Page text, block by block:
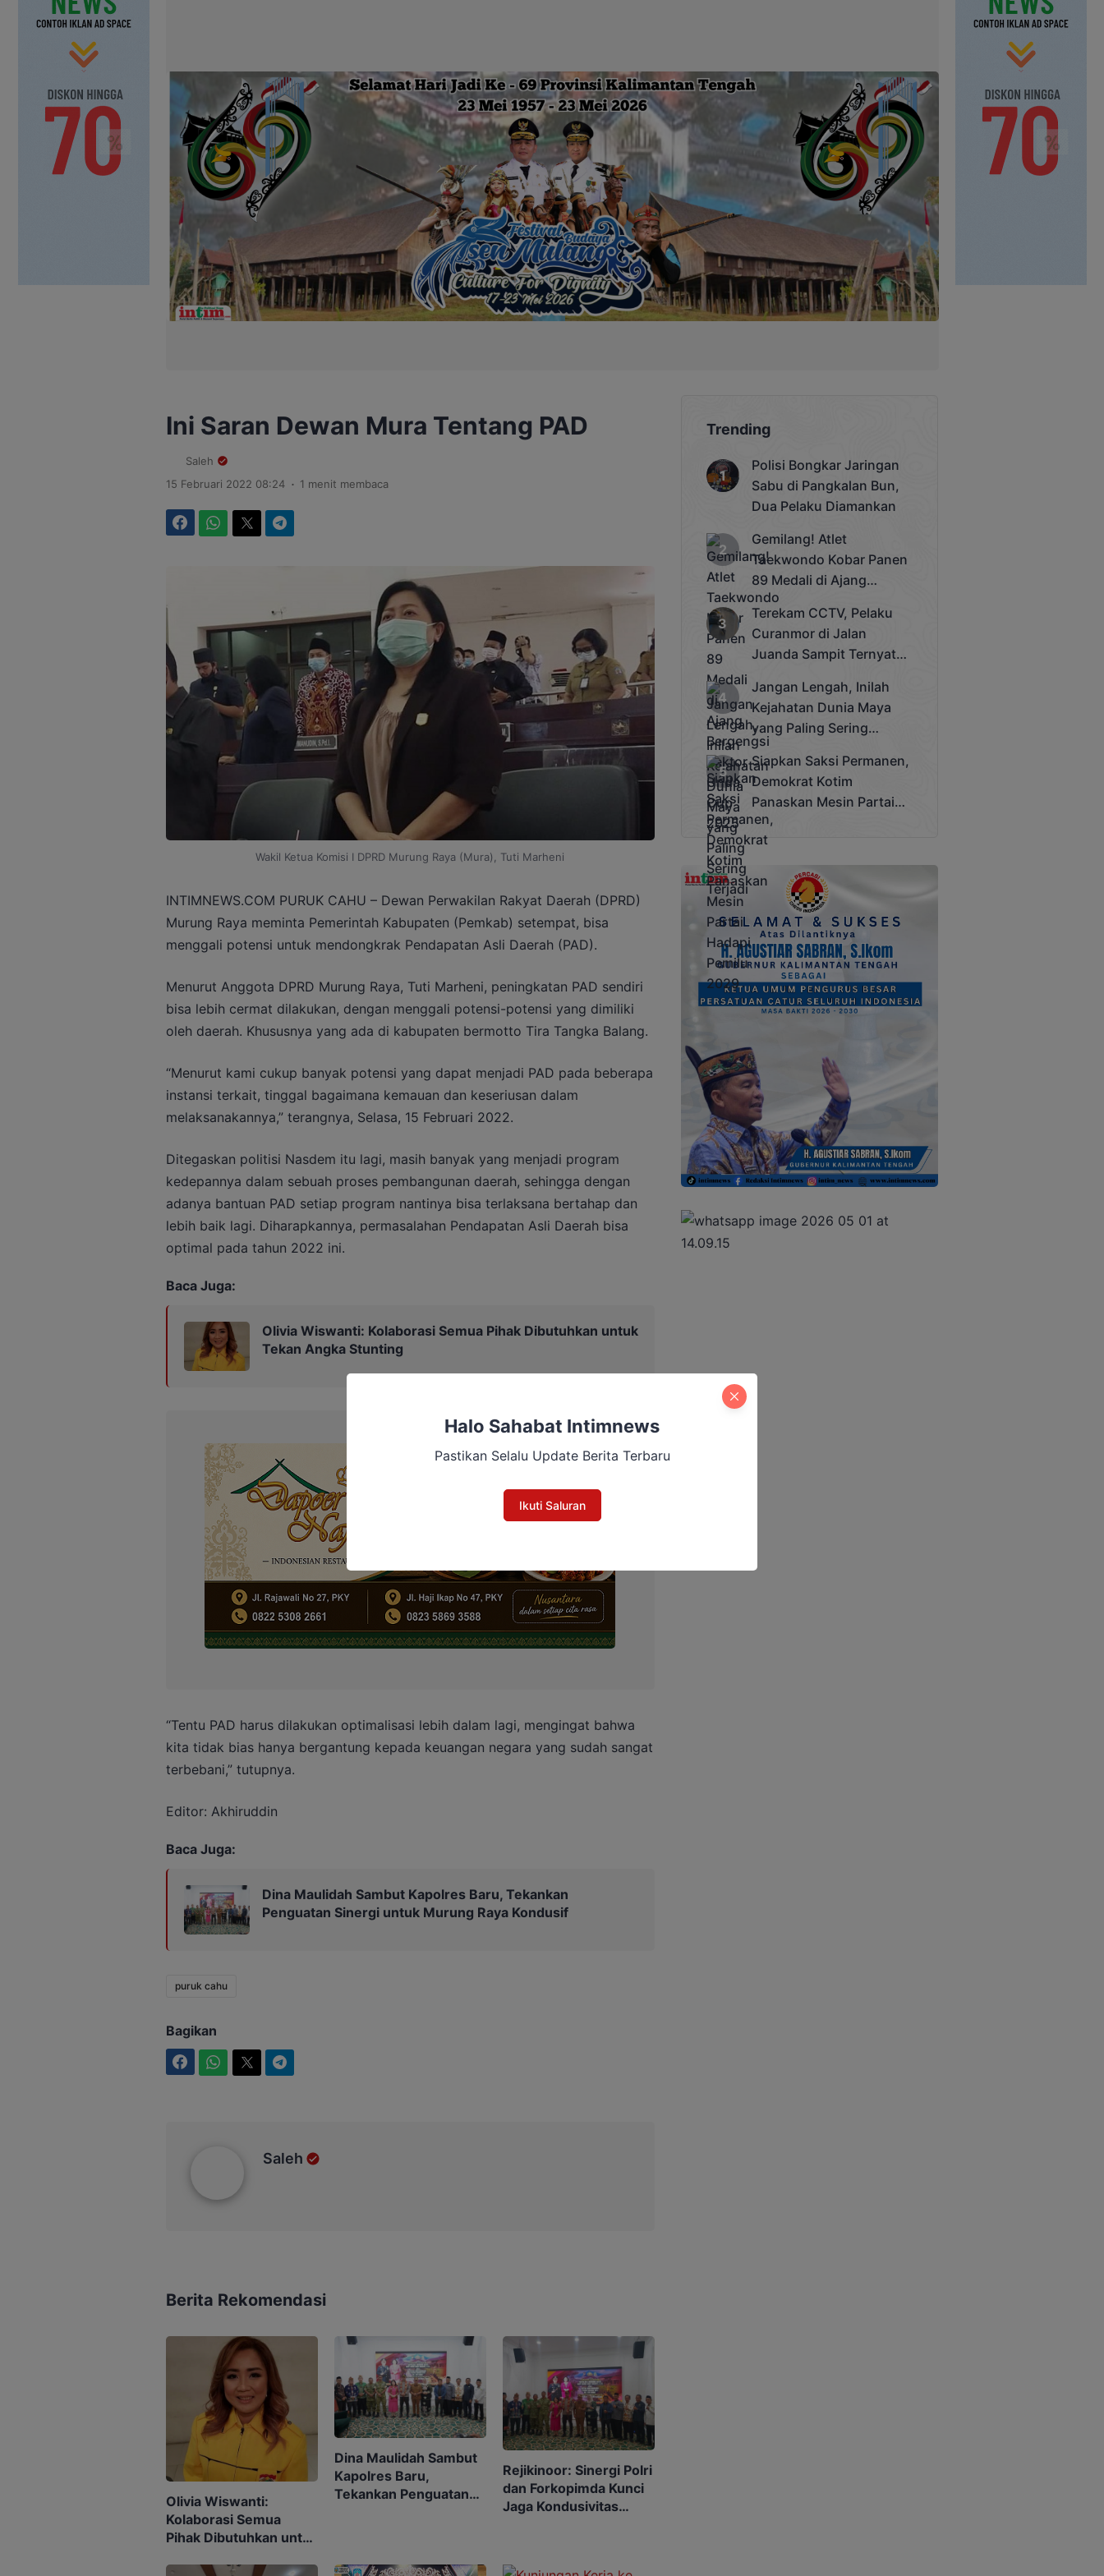
Ini Saran Dewan Mura Tentang PAD
Saleh
15 Februari 2022 08:24 . 1 menit membaca
Wakil Ketua Komisi I DPRD Murung Raya (Mura), Tuti Marheni
INTIMNEWS.COM PURUK CAHU – Dewan Perwakilan Rakyat Daerah (DPRD)
Murung Raya meminta Pemerintah Kabupaten (Pemkab) setempat, bisa
menggali potensi untuk mendongkrak Pendapatan Asli Daerah (PAD).
Menurut Anggota DPRD Murung Raya, Tuti Marheni, peningkatan PAD sendiri
bisa lebih cermat dilakukan, dengan menggali potensi-potensi yang dimiliki
oleh daerah. Khususnya yang ada di kabupaten bermotto Tira Tangka Balang.
“Menurut kami cukup banyak potensi yang dapat menjadi PAD pada beberapa
instansi terkait, tinggal bagaimana kemauan dan keseriusan dalam
melaksanakannya,” terangnya, Selasa, 15 Februari 2022.
Ditegaskan politisi Nasdem itu lagi, masih banyak yang menjadi program
kedepannya dalam sebuah proses pembangunan daerah, sehingga dengan
adanya bantuan PAD setiap program nantinya bisa terlaksana bertahap dan
lebih baik lagi. Diharapkannya, permasalahan Pendapatan Asli Daerah bisa
optimal pada tahun 2022 ini.
Baca Juga:
Olivia Wiswanti: Kolaborasi Semua Pihak Dibutuhkan untuk
Tekan Angka Stunting
“Tentu PAD harus dilakukan optimalisasi lebih dalam lagi, mengingat bahwa
kita tidak bias hanya bergantung kepada keuangan negara yang sudah sangat
terbebani,” tutupnya.
Editor: Akhiruddin
Baca Juga:
Dina Maulidah Sambut Kapolres Baru, Tekankan
Penguatan Sinergi untuk Murung Raya Kondusif
puruk cahu
Bagikan
Saleh
Berita Rekomendasi
Olivia Wiswanti:
Kolaborasi Semua
Pihak Dibutuhkan untuk
Dina Maulidah Sambut
Kapolres Baru,
Tekankan Penguatan
Rejikinoor: Sinergi Polri
dan Forkopimda Kunci
Jaga Kondusivitas
Trending
Polisi Bongkar Jaringan
Sabu di Pangkalan Bun,
Dua Pelaku Diamankan
Gemilang! Atlet
Taekwondo Kobar Panen
89 Medali di Ajang
Bergengsi Rektor Unda
Cup 2025
Terekam CCTV, Pelaku
Curanmor di Jalan
Juanda Sampit Ternyata
Jangan Lengah, Inilah
Kejahatan Dunia Maya
yang Paling Sering
Terjadi
Siapkan Saksi Permanen,
Demokrat Kotim
Panaskan Mesin Partai
Hadapi Pemilu 2029
Halo Sahabat Intimnews
Pastikan Selalu Update Berita Terbaru
Ikuti Saluran